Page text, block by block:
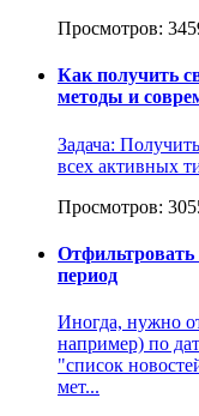
Просмотров:
Как получить
методы и
Задача:
всех активных
Просмотров:
Отфильтровать
период
Иногда, нужно
например) по
"список
мет...